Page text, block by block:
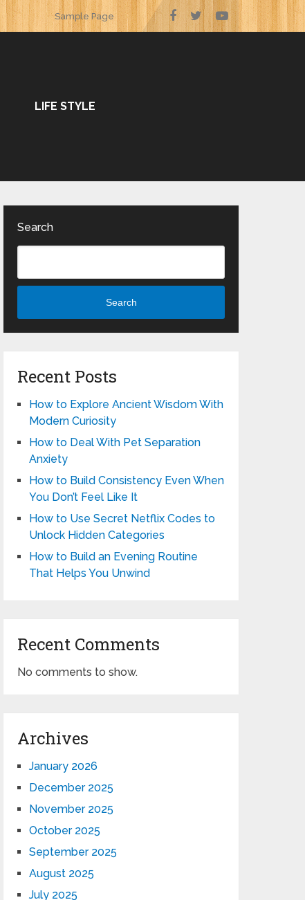
Sample Page
LIFE STYLE
Search
Search
Recent Posts
How to Explore Ancient Wisdom With
Modern Curiosity
How to Deal With Pet Separation
Anxiety
How to Build Consistency Even When
You Don’t Feel Like It
How to Use Secret Netflix Codes to
Unlock Hidden Categories
How to Build an Evening Routine
That Helps You Unwind
Recent Comments
No comments to show.
Archives
January 2026
December 2025
November 2025
October 2025
September 2025
August 2025
July 2025